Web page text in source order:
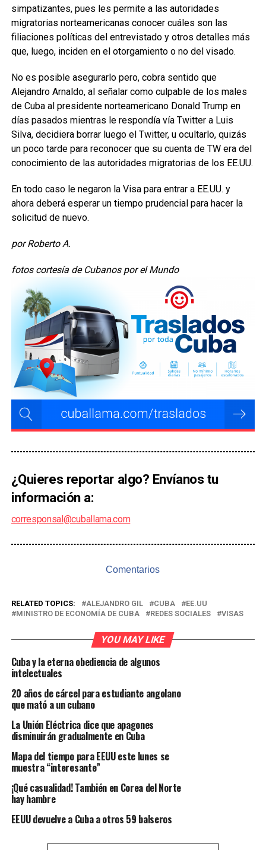
simpatizantes, pues les permite a las autoridades
migratorias norteamericanas conocer cuáles son las
filiaciones políticas del entrevistado y otros detalles más
que, luego, inciden en el otorgamiento o no del visado.
No es posible asegurarlo pero, cobra sentido que
Alejandro Arnaldo, al señalar como culpable de los males
de Cuba al presidente norteamericano Donald Trump en
días pasados mientras le respondía vía Twitter a Luis
Silva, decidiera borrar luego el Twitter, u ocultarlo, quizás
un poco tarde para reconocer que su cuenta de TW era del
conocimiento de las autoridades migratorias de los EE.UU.
En todo caso le negaron la Visa para entrar a EE.UU. y
ahora deberá esperar un tiempo prudencial para hacer la
solicitud de nuevo.
por Roberto A.
fotos cortesía de Cubanos por el Mundo
¿Quieres reportar algo? Envíanos tu
información a:
corresponsal@cuballama.com
Comentarios
RELATED TOPICS: ALEJANDRO GIL CUBA
EE.UU
MINISTRO DE ECONOMÍA DE CUBA
REDES SOCIALES VISAS
YOU MAY LIKE
Cuba y la eterna obediencia de algunos
intelectuales
20 años de cárcel para estudiante angolano
que mató a un cubano
La Unión Eléctrica dice que apagones
disminuirán gradualmente en Cuba
Mapa del tiempo para EEUU este lunes se
muestra “interesante”
¡Qué casualidad! También en Corea del Norte
hay hambre
EEUU devuelve a Cuba a otros 59 balseros